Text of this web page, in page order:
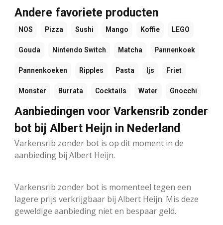
Andere favoriete producten
NOS Pizza Sushi Mango Koffie LEGO
Gouda Nintendo Switch Matcha Pannenkoek
Pannenkoeken Ripples Pasta Ijs Friet
Monster Burrata Cocktails Water Gnocchi
Aanbiedingen voor Varkensrib zonder
bot bij Albert Heijn in Nederland
Varkensrib zonder bot is op dit moment in de
aanbieding bij Albert Heijn.
Varkensrib zonder bot is momenteel tegen een
lagere prijs verkrijgbaar bij Albert Heijn. Mis deze
geweldige aanbieding niet en bespaar geld.